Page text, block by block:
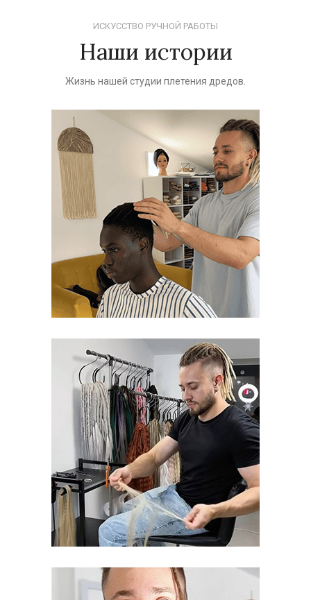
ИСКУССТВО РУЧНОЙ РАБОТЫ
Наши истории
Жизнь нашей студии плетения дредов.